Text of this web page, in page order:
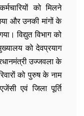
को मिलने
और उनकी मांगों के
विद्युत विभाग को
को देवप्रयाग
उज्जवला के
को पुरुष के नाम
एवं जिला पूर्ति